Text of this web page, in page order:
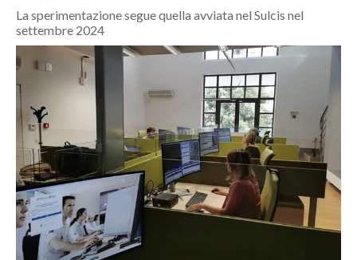
CRONACA
ITALIA
MONDO
POLITICA
ECONOMIA
SERVIZI ALLE IMPRESE
LAVORO
BANDI
La sperimentazione segue quella avviata nel Sulcis nel
settembre 2024